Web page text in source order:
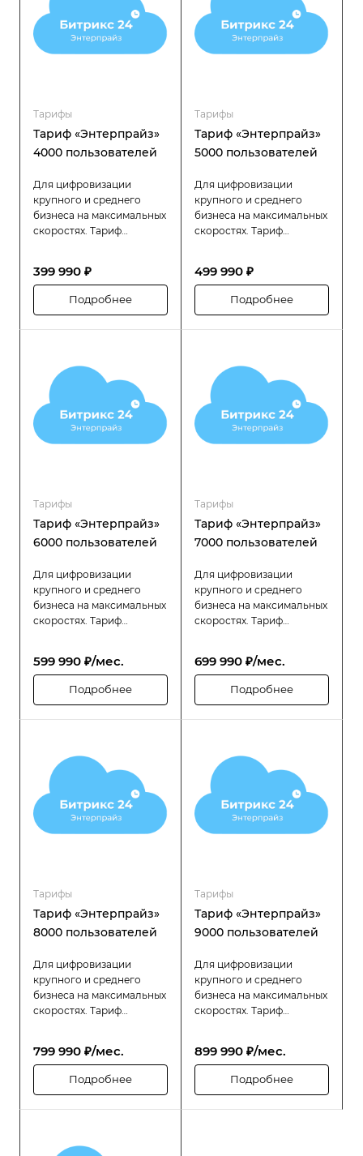
распределённой
структурой.
распределённой
структурой.
Тарифы
Тариф «Энтерпрайз»
4000 пользователей
Для цифровизации
крупного и среднего
бизнеса на максимальных
скоростях. Тариф
для компаний с большой
сотрудников (до 4000
надёжность и гибкость в
управлении
распределённой
структурой.
399 990 ₽
Подробнее
Тарифы
Тариф «Энтерпрайз»
5000 пользователей
Для цифровизации
крупного и среднего
бизнеса на максимальных
скоростях. Тариф
для компаний с большой
сотрудников (до 5000
надёжность и гибкость в
управлении
распределённой
структурой.
499 990 ₽
Подробнее
Тарифы
Тариф «Энтерпрайз»
6000 пользователей
Для цифровизации
крупного и среднего
бизнеса на максимальных
скоростях. Тариф
для компаний с большой
сотрудников (до 6000
надёжность и гибкость в
управлении
распределённой
структурой.
599 990 ₽/мес.
Подробнее
Тарифы
Тариф «Энтерпрайз»
7000 пользователей
Для цифровизации
крупного и среднего
бизнеса на максимальных
скоростях. Тариф
для компаний с большой
сотрудников (до 7000
надёжность и гибкость в
управлении
распределённой
структурой.
699 990 ₽/мес.
Подробнее
Тарифы
Тариф «Энтерпрайз»
8000 пользователей
Для цифровизации
крупного и среднего
бизнеса на максимальных
скоростях. Тариф
для компаний с большой
сотрудников (до 8000
надёжность и гибкость в
799 990 ₽/мес.
Подробнее
Тарифы
Тариф «Энтерпрайз»
9000 пользователей
Для цифровизации
крупного и среднего
бизнеса на максимальных
скоростях. Тариф
для компаний с большой
сотрудников (до 9000
899 990 ₽/мес.
Подробнее